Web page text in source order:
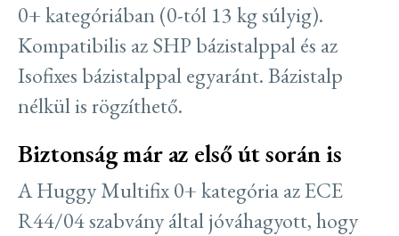
0+ kategóriában (0-tól 13 kg súlyig).
Kompatibilis az SHP bázistalppal és az
Isofixes bázistalppal egyaránt. Bázistalp
nélkül is rögzíthető.
Biztonság már az első út során is
A Huggy Multifix 0+ kategória az ECE
R44/04 szabvány által jóváhagyott, hogy